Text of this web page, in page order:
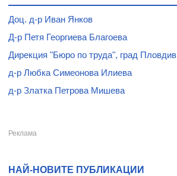
Доц. д-р Иван Янков
Д-р Петя Георгиева Благоева
Дирекция "Бюро по труда", град Пловдив
д-р Любка Симеонова Илиева
д-р Златка Петрова Мишева
НАЙ-НОВИТЕ ПУБЛИКАЦИИ